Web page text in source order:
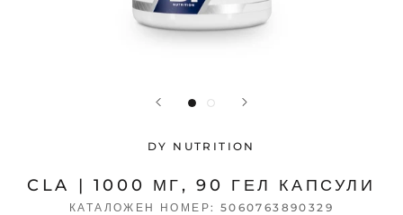
DY NUTRITION
CLA | 1000 МГ, 90 ГЕЛ КАПСУЛИ
КАТАЛОЖЕН НОМЕР: 5060763890329